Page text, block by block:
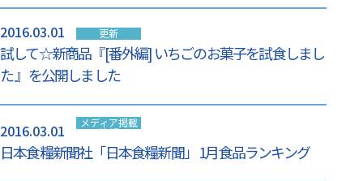
2016.03.01 更新
試して☆新商品『[番外編] いちごのお菓子を試食しまし
た 』を公開しました
2016.03.01 メディア掲載
情報
日本食糧新聞社「日本食糧新聞」 1月食品ランキング